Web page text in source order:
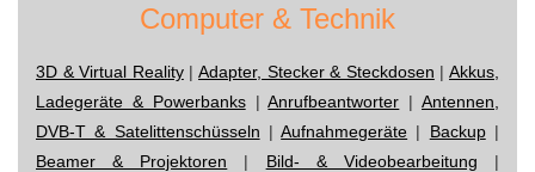
Computer & Technik
3D & Virtual Reality|Adapter, Stecker & Steckdosen |Akkus,
Ladegeräte & Powerbanks|Anrufbeantworter |Antennen,
DVB-T & Satelittenschüsseln |Aufnahmegeräte | Backup|
Beamer & Projektoren | Bild- & Videobearbeitung |